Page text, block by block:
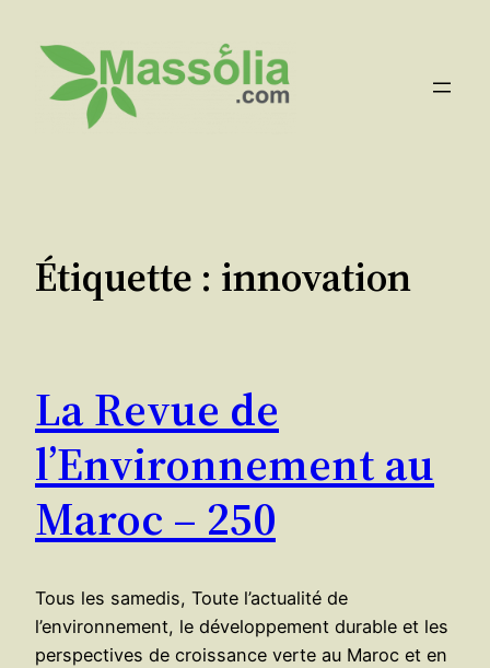
contenu
Étiquette : innovation
La Revue de
l’Environnement au
Maroc – 250
Tous les samedis, Toute l’actualité de
l’environnement, le développement durable et les
perspectives de croissance verte au Maroc et en